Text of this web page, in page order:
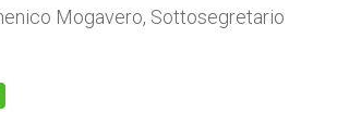
Mogavero, Sottosegretario